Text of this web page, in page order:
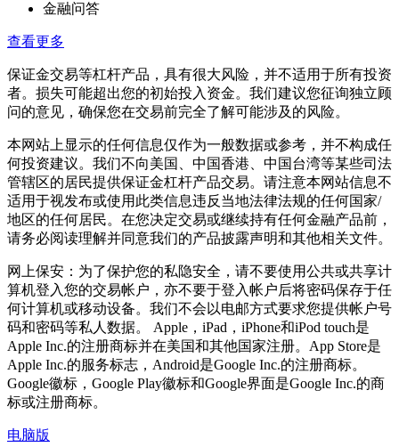
金融问答
查看更多
保证金交易等杠杆产品，具有很大风险，并不适用于所有投资
者。损失可能超出您的初始投入资金。我们建议您征询独立顾
问的意见，确保您在交易前完全了解可能涉及的风险。
本网站上显示的任何信息仅作为一般数据或参考，并不构成任
何投资建议。我们不向美国、中国香港、中国台湾等某些司法
管辖区的居民提供保证金杠杆产品交易。请注意本网站信息不
适用于视发布或使用此类信息违反当地法律法规的任何国家/
地区的任何居民。在您决定交易或继续持有任何金融产品前，
请务必阅读理解并同意我们的产品披露声明和其他相关文件。
网上保安：为了保护您的私隐安全，请不要使用公共或共享计
算机登入您的交易帐户，亦不要于登入帐户后将密码保存于任
何计算机或移动设备。我们不会以电邮方式要求您提供帐户号
码和密码等私人数据。 Apple，iPad，iPhone和iPod touch是
Apple Inc.的注册商标并在美国和其他国家注册。App Store是
Apple Inc.的服务标志，Android是Google Inc.的注册商标。
Google徽标，Google Play徽标和Google界面是Google Inc.的商
标或注册商标。
电脑版